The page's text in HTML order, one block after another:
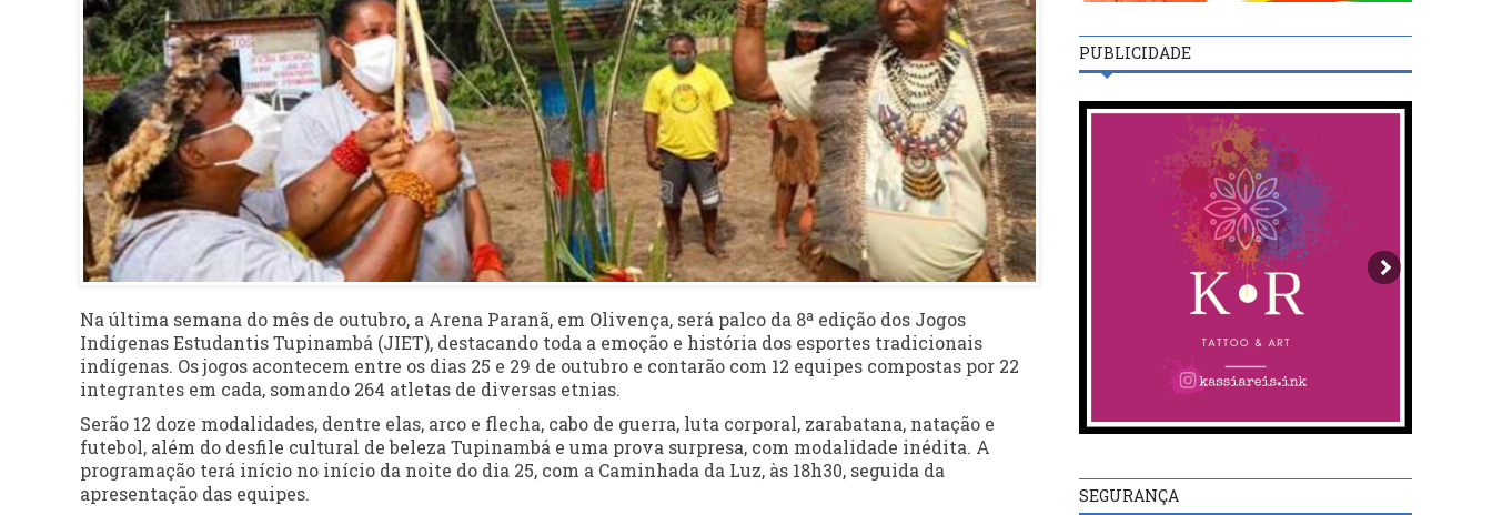
Na última semana do mês de outubro, a Arena Paranã, em Olivença, será palco da 8ª edição dos Jogos
Indígenas Estudantis Tupinambá (JIET), destacando toda a emoção e história dos esportes tradicionais
indígenas. Os jogos acontecem entre os dias 25 e 29 de outubro e contarão com 12 equipes compostas por 22
integrantes em cada, somando 264 atletas de diversas etnias.
Serão 12 doze modalidades, dentre elas, arco e flecha, cabo de guerra, luta corporal, zarabatana, natação e
futebol, além do desfile cultural de beleza Tupinambá e uma prova surpresa, com modalidade inédita. A
programação terá início no início da noite do dia 25, com a Caminhada da Luz, às 18h30, seguida da
apresentação das equipes.
PUBLICIDADE
SEGURANÇA